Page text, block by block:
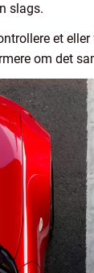
slags.
et
om det